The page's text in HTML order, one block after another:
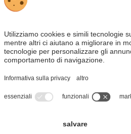
tradizione del
dell'anno
vigneti e castagneti, questa usanza
soggiorno autunnale. Oltre al
in provincia di Bolzano è però in
gli appassionati di cultura. Il
nel cuore del paese - con
e del ferro
attrazioni che meritano una visita.